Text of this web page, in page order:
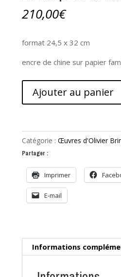
210,00€
format 24,5 x 32 cm
encre de chine sur papier
d'Aline
Ajouter au panier
Catégorie : Œuvres d'Olivier
Partager :
Imprimer
E-mail
Informations